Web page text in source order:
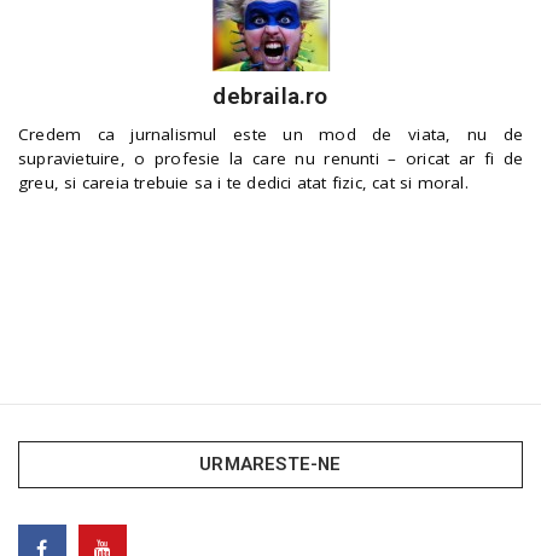
debraila.ro
Credem ca jurnalismul este un mod de viata, nu de
supravietuire, o profesie la care nu renunti – oricat ar fi de
greu, si careia trebuie sa i te dedici atat fizic, cat si moral.
URMARESTE-NE